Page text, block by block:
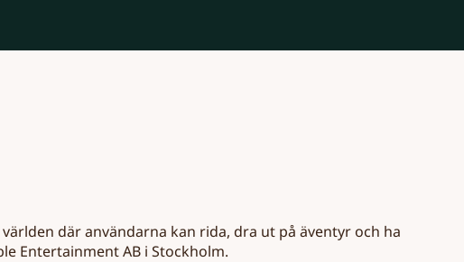
där användarna kan rida, dra ut på äventyr och ha
Entertainment AB i Stockholm.